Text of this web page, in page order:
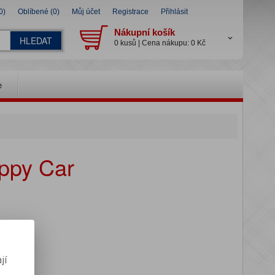
Oblíbené (0) Můj účet Registrace Přihlásit
HLEDAT
Nákupní košík
0 kusů | Cena nákupu: 0 Kč
Car